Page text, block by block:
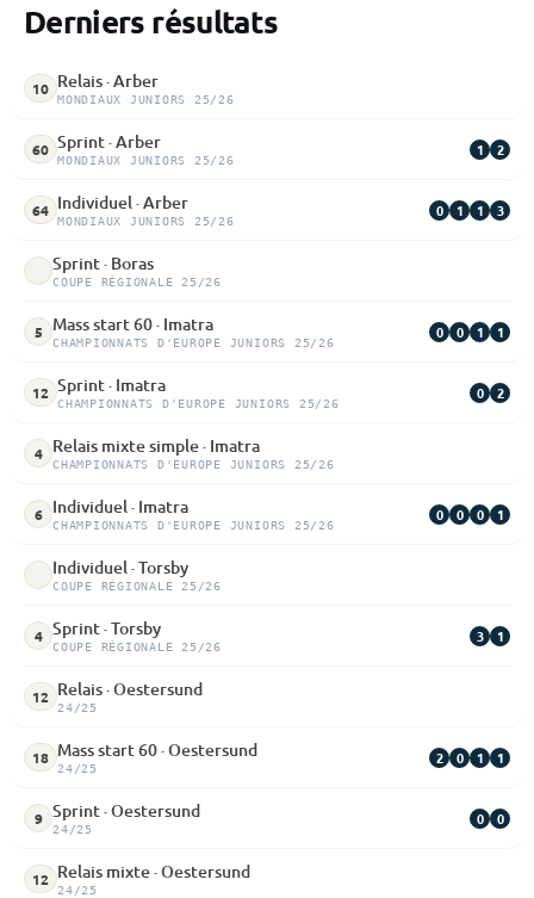
Derniers résultats
10 Relais · Arber
MONDIAUX JUNIORS 25/26
60 Sprint · Arber
MONDIAUX JUNIORS 25/26
1 2
64 Individuel · Arber
MONDIAUX JUNIORS 25/26
0 1 1 3
Sprint · Boras
COUPE RÉGIONALE 25/26
5 Mass start 60 · Imatra
CHAMPIONNATS D'EUROPE JUNIORS 25/26
0 0 1 1
12 Sprint · Imatra
CHAMPIONNATS D'EUROPE JUNIORS 25/26
0 2
4 Relais mixte simple · Imatra
CHAMPIONNATS D'EUROPE JUNIORS 25/26
6 Individuel · Imatra
CHAMPIONNATS D'EUROPE JUNIORS 25/26
0 0 0 1
Individuel · Torsby
COUPE RÉGIONALE 25/26
4 Sprint · Torsby
COUPE RÉGIONALE 25/26
3 1
12 Relais · Oestersund
24/25
18 Mass start 60 · Oestersund
24/25
2 0 1 1
9 Sprint · Oestersund
24/25
0 0
12 Relais mixte · Oestersund
24/25